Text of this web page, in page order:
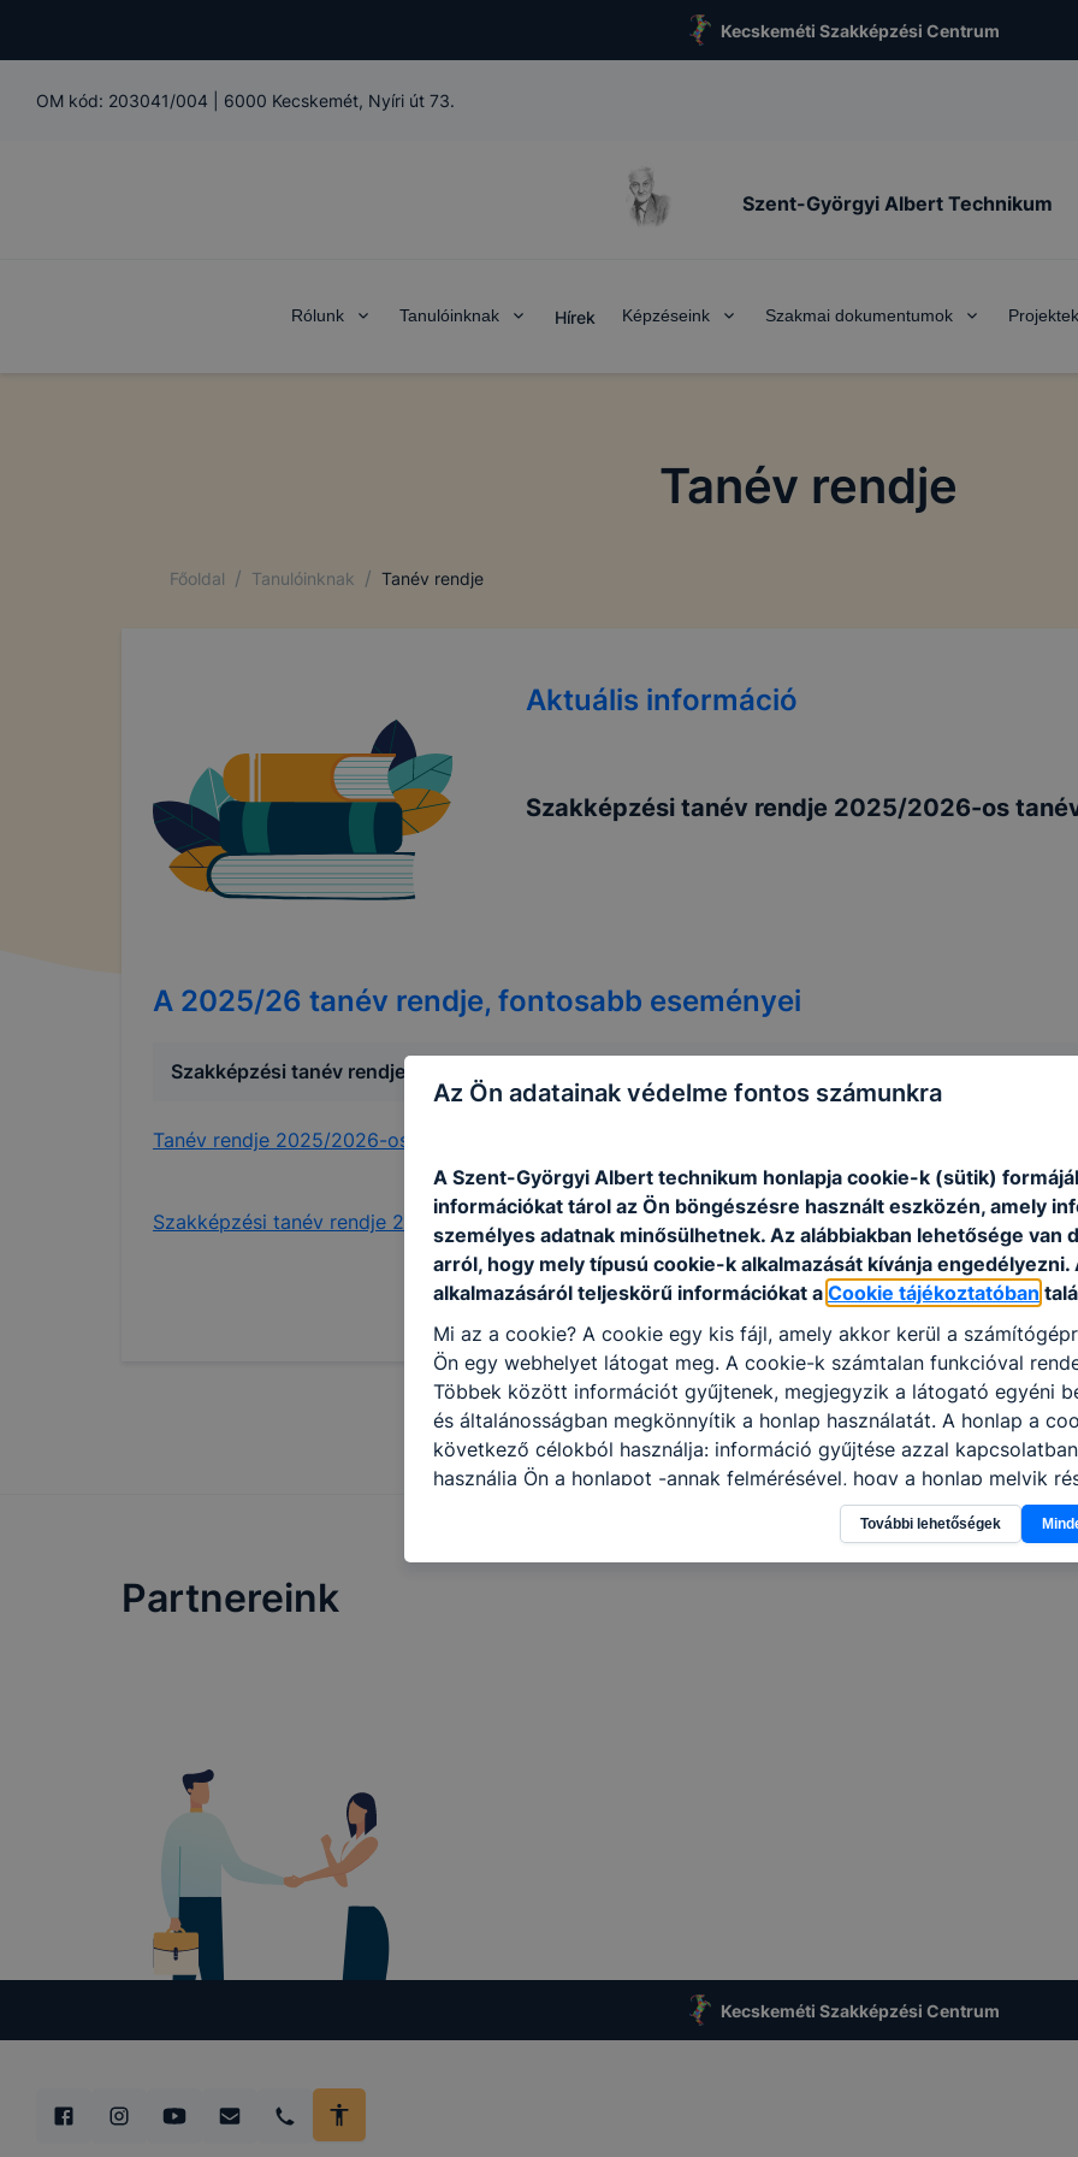
Kecskeméti Szakképzési Centrum
OM kód: 203041/004 6000 Kecskemét, Nyíri út 73.
Szent-Györgyi Albert Technikum
Rólunk Tanulóinknak Hírek Képzéseink Szakmai dokumentumok Projektek
Tanév rendje
Főoldal / Tanulóinknak / Tanév rendje
Aktuális információ
Szakképzési tanév rendje 2025/2026-os
A 2025/26 tanév rendje, fontosabb eseményei
Szakképzési tanév rendje 2025/2026-ös tanév
Tanév rendje 2025/2026-os tanév
Szakképzési tanév rendje 2025/2026-os tanév - rendelet
Partnereink
Kecskeméti Szakképzési Centrum
Az Ön adatainak védelme fontos számunkra
A Szent-Györgyi Albert technikum honlapja cookie-k (sütik)
információkat tárol az Ön böngészésre használt eszközén, amely
személyes adatnak minősülhetnek. Az alábbiakban lehetősége van
arról, hogy mely típusú cookie-k alkalmazását kívánja engedélyezni.
alkalmazásáról teljeskörű információkat a Cookie tájékoztatóban
Mi az a cookie? A cookie egy kis fájl, amely akkor kerül a
Ön egy webhelyet látogat meg. A cookie-k számtalan funkcióval
Többek között információt gyűjtenek, megjegyzik a látogató egyéni
és általánosságban megkönnyítik a honlap használatát. A honlap a
következő célokból használja: információ gyűjtése azzal
használja Ön a honlapot -annak felmérésével, hogy a honlap melyik
látogatja, vagy használja leginkább, így megtudhatjuk, hogyan
még jobb felhasználói élményt, ha ismét meglátogatja oldalunkat,
fejlesztése. Hogyan ellenőrizheti és hogyan tudja kikapcsolni a
További lehetőségek